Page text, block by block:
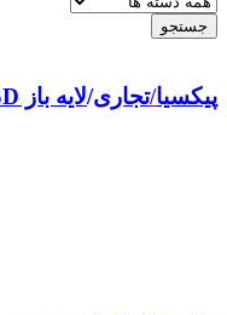
پیکسیا/ لایه باز PSD تجاری